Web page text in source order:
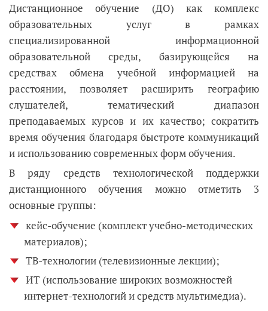
Дистанционное обучение (ДО) как комплекс
образовательных услуг в рамках
специализированной информационной
образовательной среды, базирующейся на
средствах обмена учебной информацией на
расстоянии, позволяет расширить географию
слушателей, тематический диапазон
преподаваемых курсов и их качество; сократить
время обучения благодаря быстроте коммуникаций
и использованию современных форм обучения.
В ряду средств технологической поддержки
дистанционного обучения можно отметить 3
основные группы:
кейс-обучение (комплект учебно-методических
материалов);
ТВ-технологии (телевизионные лекции);
ИТ (использование широких возможностей
интернет-технологий и средств мультимедиа).